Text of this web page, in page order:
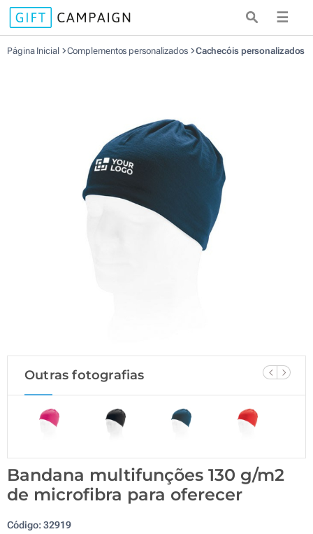
☰
Página Inicial Complementos personalizados Cachecóis personalizados
Outras fotografias
Bandana multifunções 130 g/m2
de microfibra para oferecer
Código:32919